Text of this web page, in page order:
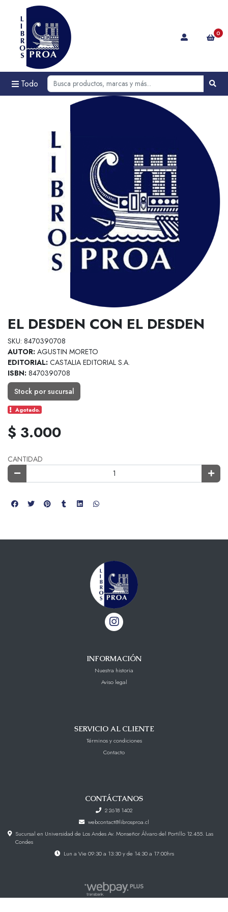
Todo
0
EL DESDEN CON EL DESDEN
SKU: 8470390708
AUTOR: AGUSTIN MORETO
EDITORIAL: CASTALIA EDITORIAL S.A.
ISBN: 8470390708
Stock por sucursal
Agotado.
$ 3.000
CANTIDAD
INFORMACIÓN
Nuestra historia
Aviso legal
SERVICIO AL CLIENTE
Términos y condiciones
Contacto
CONTÁCTANOS
2 2618 1402
webcontact@librosproa.cl
Sucursal en Universidad de Los Andes Av. Monseñor Álvaro del Portillo 12.455. Las
Condes
Lun a Vie 09:30 a 13:30 y de 14:30 a 17:00hrs